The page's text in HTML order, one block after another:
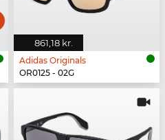
861,18 kr.
Adidas Originals
OR0125 - 02G